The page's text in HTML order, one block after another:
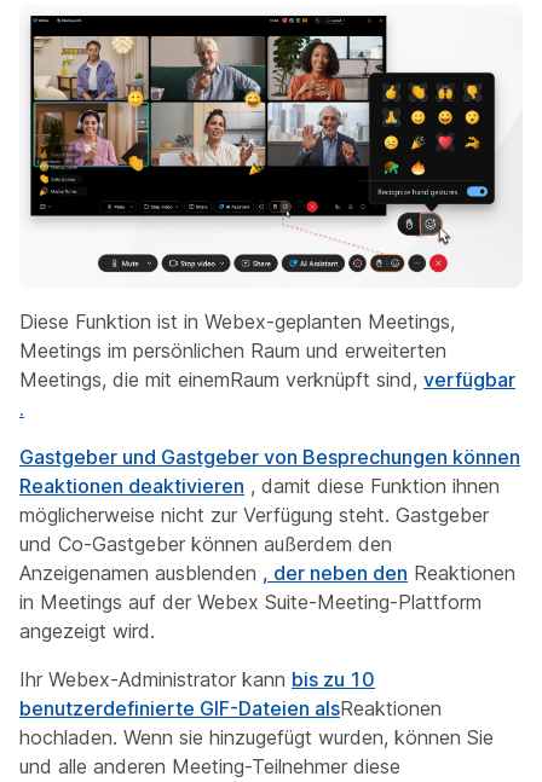
Diese Funktion ist in Webex-geplanten Meetings,
Meetings im persönlichen Raum und erweiterten
Meetings, die mit einemRaum verknüpft sind, verfügbar
.
Gastgeber und Gastgeber von Besprechungen können
Reaktionen deaktivieren , damit diese Funktion ihnen
möglicherweise nicht zur Verfügung steht. Gastgeber
und Co-Gastgeber können außerdem den
Anzeigenamen ausblenden , der neben den Reaktionen
in Meetings auf der Webex Suite-Meeting-Plattform
angezeigt wird.
Ihr Webex-Administrator kann bis zu 10
benutzerdefinierte GIF-Dateien alsReaktionen
hochladen. Wenn sie hinzugefügt wurden, können Sie
und alle anderen Meeting-Teilnehmer diese